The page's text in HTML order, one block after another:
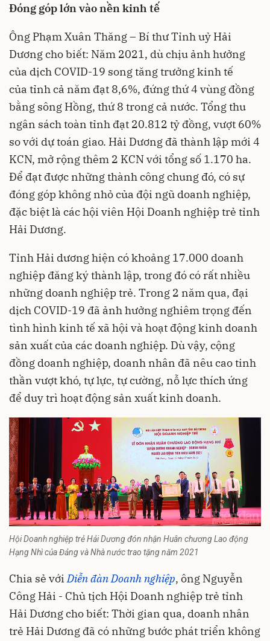
Đóng góp lớn vào nền kinh tế
Ông Phạm Xuân Thăng – Bí thư Tỉnh uỷ Hải
Dương cho biết: Năm 2021, dù chịu ảnh hưởng
của dịch COVID-19 song tăng trưởng kinh tế
của tỉnh cả năm đạt 8,6%, đứng thứ 4 vùng đồng
bằng sông Hồng, thứ 8 trong cả nước. Tổng thu
ngân sách toàn tỉnh đạt 20.812 tỷ đồng, vượt 60%
so với dự toán giao. Hải Dương đã thành lập mới 4
KCN, mở rộng thêm 2 KCN với tổng số 1.170 ha.
Để đạt được những thành công chung đó, có sự
đóng góp không nhỏ của đội ngũ doanh nghiệp,
đặc biệt là các hội viên Hội Doanh nghiệp trẻ tỉnh
Hải Dương.
Tỉnh Hải dương hiện có khoảng 17.000 doanh
nghiệp đăng ký thành lập, trong đó có rất nhiều
những doanh nghiệp trẻ. Trong 2 năm qua, đại
dịch COVID-19 đã ảnh hưởng nghiêm trọng đến
tình hình kinh tế xã hội và hoạt động kinh doanh
sản xuất của các doanh nghiệp. Dù vậy, cộng
đồng doanh nghiệp, doanh nhân đã nêu cao tinh
thần vượt khó, tự lực, tự cường, nỗ lực thích ứng
để duy trì hoạt động sản xuất kinh doanh.
Hội Doanh nghiệp trẻ Hải Dương đón nhận Huân chương Lao động
Hạng Nhì của Đảng và Nhà nước trao tặng năm 2021
Chia sẻ vớiDiễn đàn Doanh nghiệp, ông Nguyễn
Công Hải - Chủ tịch Hội Doanh nghiệp trẻ tỉnh
Hải Dương cho biết: Thời gian qua, doanh nhân
trẻ Hải Dương đã có những bước phát triển không